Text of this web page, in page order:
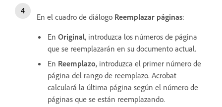
En el cuadro de diálogo Reemplazar páginas:
En Original, introduzca los números de página
que se reemplazarán en su documento actual.
En Reemplazo, introduzca el primer número de
página del rango de reemplazo. Acrobat
calculará la última página según el número de
páginas que se están reemplazando.